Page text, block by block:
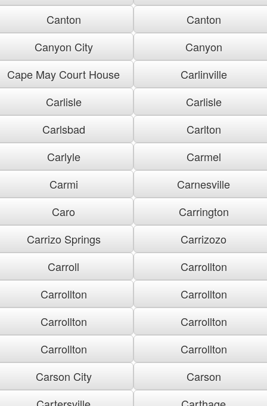
Canton
Canton
Canyon City
Canyon
Cape May Court House
Carlinville
Carlisle
Carlisle
Carlsbad
Carlton
Carlyle
Carmel
Carmi
Carnesville
Caro
Carrington
Carrizo Springs
Carrizozo
Carroll
Carrollton
Carrollton
Carrollton
Carrollton
Carrollton
Carrollton
Carrollton
Carson City
Carson